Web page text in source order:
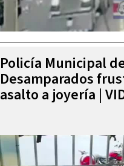
Policía Municipal
Desamparados
asalto a joyería |